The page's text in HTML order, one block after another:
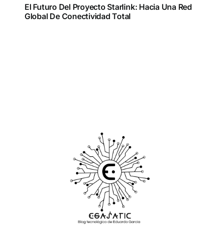
El Futuro Del Proyecto Starlink: Hacia Una Red
Global De Conectividad Total